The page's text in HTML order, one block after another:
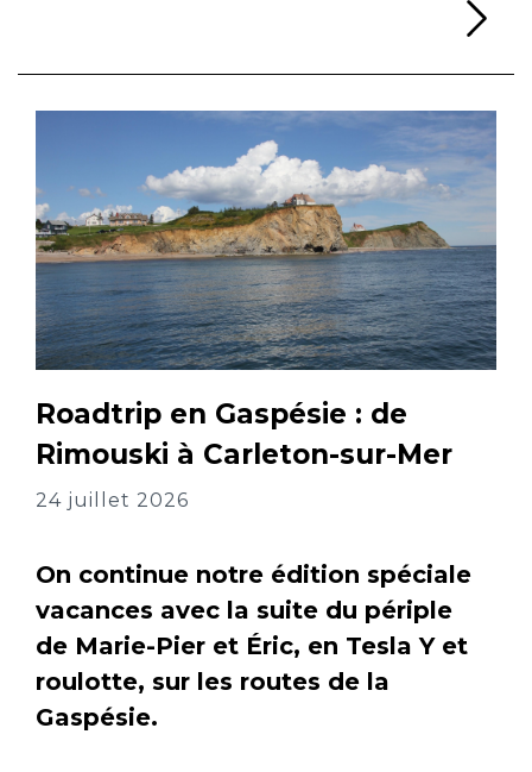
Roadtrip en Gaspésie : de
Rimouski à Carleton-sur-Mer
24 juillet 2026
On continue notre édition spéciale
vacances avec la suite du périple
de Marie-Pier et Éric, en Tesla Y et
roulotte, sur les routes de la
Gaspésie.